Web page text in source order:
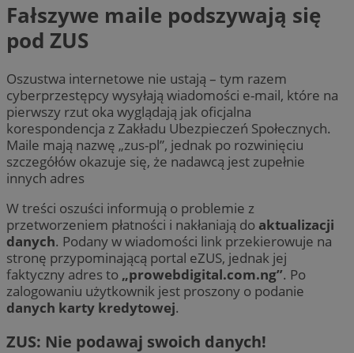
Fałszywe maile podszywają się
pod ZUS
Oszustwa internetowe nie ustają – tym razem
cyberprzestępcy wysyłają wiadomości e-mail, które na
pierwszy rzut oka wyglądają jak oficjalna
korespondencja z Zakładu Ubezpieczeń Społecznych.
Maile mają nazwę „zus-pl”, jednak po rozwinięciu
szczegółów okazuje się, że nadawcą jest zupełnie
innych adres
W treści oszuści informują o problemie z
przetworzeniem płatności i nakłaniają do aktualizacji
danych. Podany w wiadomości link przekierowuje na
stronę przypominającą portal eZUS, jednak jej
faktyczny adres to „prowebdigital.com.ng”. Po
zalogowaniu użytkownik jest proszony o podanie
danych karty kredytowej.
ZUS: Nie podawaj swoich danych!